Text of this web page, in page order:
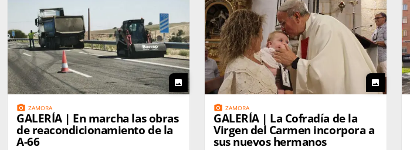
photo
photo_camera ZAMORA
GALERÍA | En marcha las obras
de reacondicionamiento de la
A-66
photo
photo_camera ZAMORA
GALERÍA | La Cofradía de la
Virgen del Carmen incorpora a
sus nuevos hermanos